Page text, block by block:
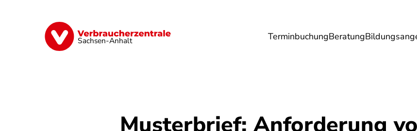
Sachsen-Anhalt TerminbuchungBeratung
Finanzen Digitales Lebensmittel Gesundheit Energie
Musterbrief: Anforderung